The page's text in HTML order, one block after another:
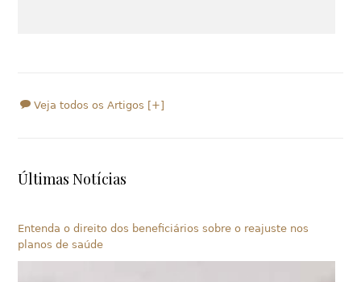
Veja todos os Artigos [+]
Últimas Notícias
Entenda o direito dos beneficiários sobre o reajuste nos
planos de saúde